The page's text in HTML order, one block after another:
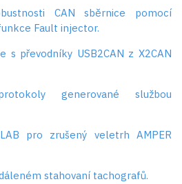
CAN sběrnice pomocí
Fault injector.
s převodníky USB2CAN z X2CAN
generované službou
pro zrušený veletrh AMPER
stahovaní tachografů.